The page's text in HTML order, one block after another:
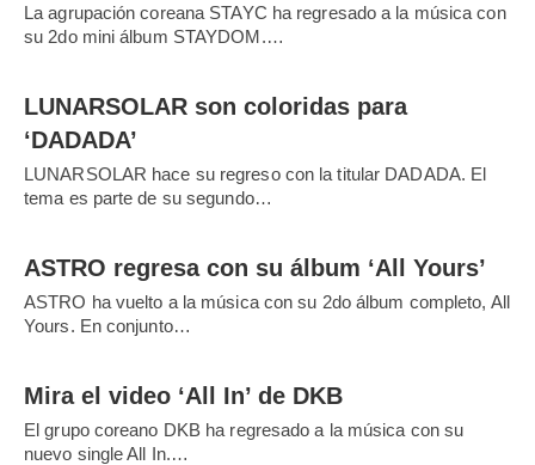
La agrupación coreana STAYC ha regresado a la música con
su 2do mini álbum STAYDOM.…
LUNARSOLAR son coloridas para
‘DADADA’
LUNARSOLAR hace su regreso con la titular DADADA. El
tema es parte de su segundo…
ASTRO regresa con su álbum ‘All Yours’
ASTRO ha vuelto a la música con su 2do álbum completo, All
Yours. En conjunto…
Mira el video ‘All In’ de DKB
El grupo coreano DKB ha regresado a la música con su
nuevo single All In.…